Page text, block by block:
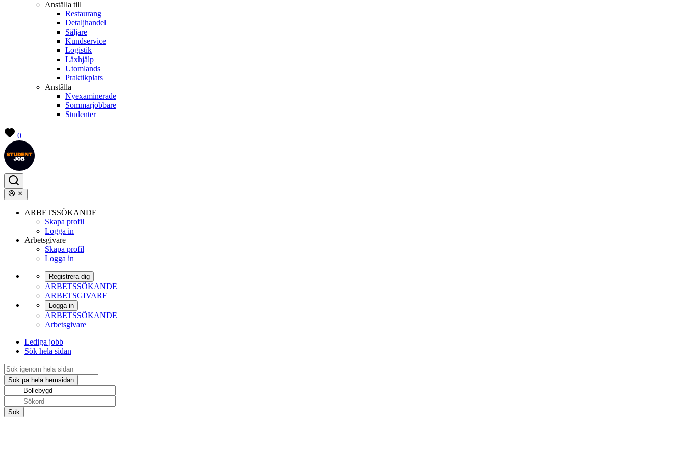
Anställa till
Restaurang
Detaljhandel
Säljare
Kundservice
Logistik
Läxhjälp
Utomlands
Praktikplats
Anställa
Nyexaminerade
Sommarjobbare
Studenter
0
ARBETSSÖKANDE
Skapa profil
Logga in
Arbetsgivare
Skapa profil
Logga in
Registrera dig
ARBETSSÖKANDE
ARBETSGIVARE
Logga in
ARBETSSÖKANDE
Arbetsgivare
Lediga jobb
Sök hela sidan